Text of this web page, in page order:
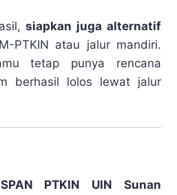
siapkan juga alternatif
PTKIN atau jalur mandiri.
tetap punya rencana
berhasil lolos lewat jalur
PTKIN UIN Sunan